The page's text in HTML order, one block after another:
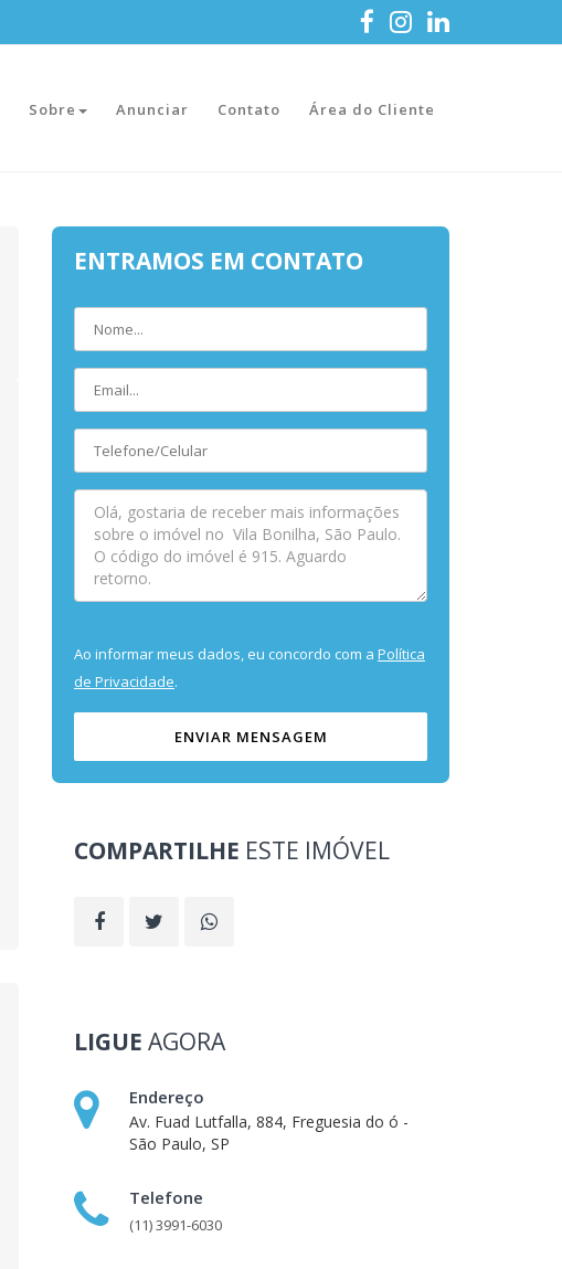
Sobre Anunciar Contato Área do Cliente
ENTRAMOS EM CONTATO
Ao informar meus dados, eu concordo com a Política
de Privacidade.
ENVIAR MENSAGEM
COMPARTILHE ESTE IMÓVEL
LIGUE AGORA
Endereço
Av. Fuad Lutfalla, 884, Freguesia do ó -
São Paulo, SP
Telefone
(11) 3991-6030